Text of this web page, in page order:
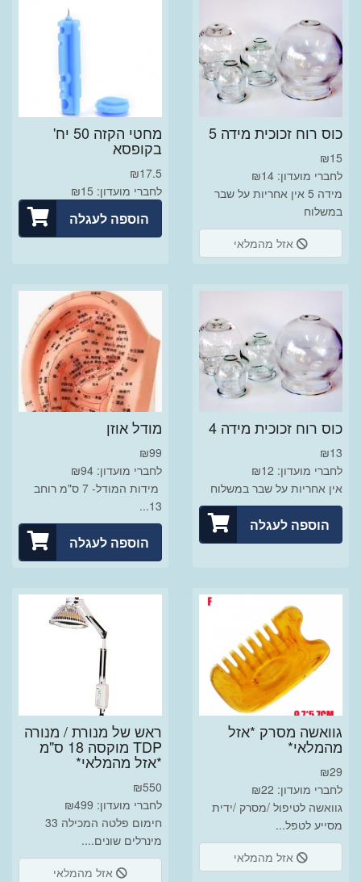
כוס רוח זכוכית מידה 5
₪15
לחברי מועדון: ₪14
מידה 5 אין אחריות על שבר
במשלוח
אזל מהמלאי
מחטי הקזה 50 יח'
בקופסא
₪17.5
לחברי מועדון: ₪15
הוספה לעגלה
כוס רוח זכוכית מידה 4
₪13
לחברי מועדון: ₪12
אין אחריות על שבר במשלוח
הוספה לעגלה
מודל אוזן
₪99
לחברי מועדון: ₪94
מידות המודל- 7 ס"מ רוחב
13...
הוספה לעגלה
גוואשה מסרק *אזל
מהמלאי*
₪29
לחברי מועדון: ₪22
גוואשה לטיפול /מסרק /ידית
מסייע לטפל...
אזל מהמלאי
ראש של מנורת / מנורה
TDP מוקסה 18 ס"מ
*אזל מהמלאי*
₪550
לחברי מועדון: ₪499
חימום פלטה המכילה 33
מינרלים שונים....
אזל מהמלאי